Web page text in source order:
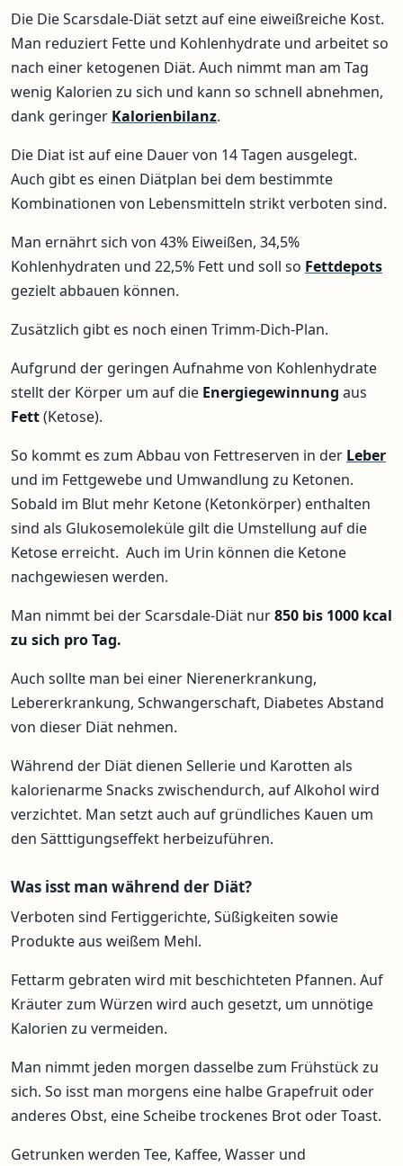
Die Die Scarsdale-Diät setzt auf eine eiweißreiche Kost.
Man reduziert Fette und Kohlenhydrate und arbeitet so
nach einer ketogenen Diät. Auch nimmt man am Tag
wenig Kalorien zu sich und kann so schnell abnehmen,
dank geringer Kalorienbilanz.
Die Diat ist auf eine Dauer von 14 Tagen ausgelegt.
Auch gibt es einen Diätplan bei dem bestimmte
Kombinationen von Lebensmitteln strikt verboten sind.
Man ernährt sich von 43% Eiweißen, 34,5%
Kohlenhydraten und 22,5% Fett und soll so Fettdepots
gezielt abbauen können.
Zusätzlich gibt es noch einen Trimm-Dich-Plan.
Aufgrund der geringen Aufnahme von Kohlenhydrate
stellt der Körper um auf die Energiegewinnung aus
Fett(Ketose).
So kommt es zum Abbau von Fettreserven in der Leber
und im Fettgewebe und Umwandlung zu Ketonen.
Sobald im Blut mehr Ketone (Ketonkörper) enthalten
sind als Glukosemoleküle gilt die Umstellung auf die
Ketose erreicht. Auch im Urin können die Ketone
nachgewiesen werden.
Man nimmt bei der Scarsdale-Diät nur850 bis 1000 kcal
zu sich pro Tag.
Auch sollte man bei einer Nierenerkrankung,
Lebererkrankung, Schwangerschaft, Diabetes Abstand
von dieser Diät nehmen.
Während der Diät dienen Sellerie und Karotten als
kalorienarme Snacks zwischendurch, auf Alkohol wird
verzichtet. Man setzt auch auf gründliches Kauen um
den Sätttigungseffekt herbeizuführen.
Was isst man während der Diät?
Verboten sind Fertiggerichte, Süßigkeiten sowie
Produkte aus weißem Mehl.
Fettarm gebraten wird mit beschichteten Pfannen. Auf
Kräuter zum Würzen wird auch gesetzt, um unnötige
Kalorien zu vermeiden.
Man nimmt jeden morgen dasselbe zum Frühstück zu
sich. So isst man morgens eine halbe Grapefruit oder
anderes Obst, eine Scheibe trockenes Brot oder Toast.
Getrunken werden Tee, Kaffee, Wasser und